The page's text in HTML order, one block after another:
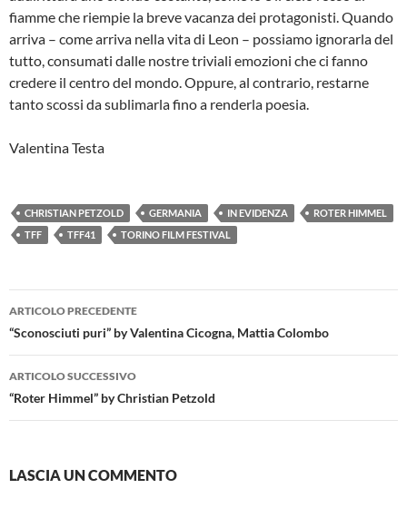
fiamme che riempie la breve vacanza dei protagonisti. Quando
arriva – come arriva nella vita di Leon – possiamo ignorarla del
tutto, consumati dalle nostre triviali emozioni che ci fanno
credere il centro del mondo. Oppure, al contrario, restarne
tanto scossi da sublimarla fino a renderla poesia.
Valentina Testa
CHRISTIAN PETZOLD GERMANIA IN EVIDENZA
ROTER HIMMEL
TFF
TFF41 TORINO FILM FESTIVAL
Navigazione
articolo
ARTICOLO PRECEDENTE
“Sconosciuti puri” by Valentina Cicogna, Mattia Colombo
ARTICOLO SUCCESSIVO
“Roter Himmel” by Christian Petzold
LASCIA UN COMMENTO